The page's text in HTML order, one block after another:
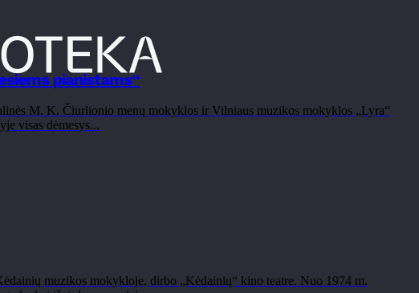
pianistams“
M. K. Čiurlionio menų mokyklos ir Vilniaus muzikos mokyklos „Lyra“
visas dėmesys...
muzikos mokykloje, dirbo „Kėdainių“ kino teatre. Nuo 1974 m.